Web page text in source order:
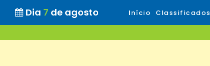
Dia 7 de agosto Início Classificados